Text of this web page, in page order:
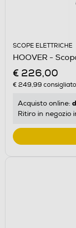
SCOPE ELETTRICHE
HOOVER -
€ 226,00
€ 249,99 consigliato
Acquisto online:
Ritiro in negozio